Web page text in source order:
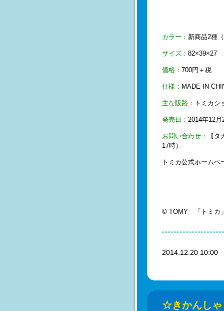
カラー： 新商品2種
サイズ： 82×39×27
価格： 700円＋税
仕様： MADE IN
主な販路： トミカシ
発売日： 2014年12
お問い合わせ：
【
17時）
トミカ公式ホーム
© TOMY 「トミカ
2014.12.20
☆きかんしゃ